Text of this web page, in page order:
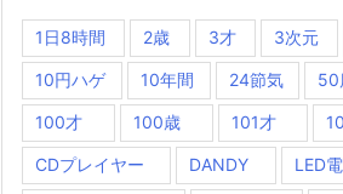
1日8時間 2歳 3才 3次元
10円ハゲ 10年間 24節気 50
100才 100歳 101才
CDプレイヤー DANDY LED